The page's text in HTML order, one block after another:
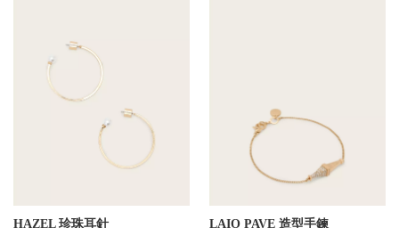
HAZEL 珍珠耳針 LAIO PAVE 造型手鍊